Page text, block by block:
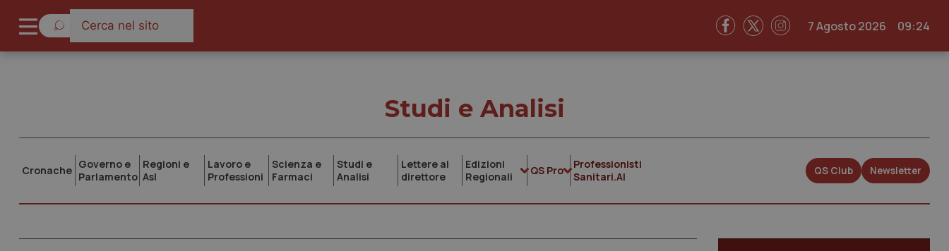
7 Agosto 2026 09:24
Studi e Analisi
Cronache Governo e
Parlamento
Regioni e
Asl
Lavoro e
Professioni
Scienza e
Farmaci
Studi e
Analisi
Lettere al
direttore
Edizioni
Regionali
QS Pro
Professionisti
Sanitari.AI
QS Club Newsletter